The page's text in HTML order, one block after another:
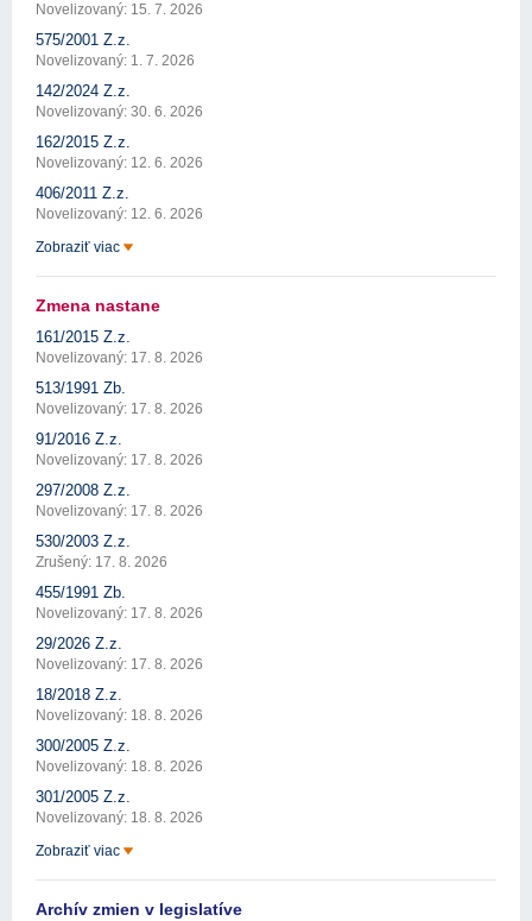
Novelizovaný: 15. 7. 2026
575/2001 Z.z.
Novelizovaný: 1. 7. 2026
142/2024 Z.z.
Novelizovaný: 30. 6. 2026
162/2015 Z.z.
Novelizovaný: 12. 6. 2026
406/2011 Z.z.
Novelizovaný: 12. 6. 2026
Zobraziť viac
Zmena nastane
161/2015 Z.z.
Novelizovaný: 17. 8. 2026
513/1991 Zb.
Novelizovaný: 17. 8. 2026
91/2016 Z.z.
Novelizovaný: 17. 8. 2026
297/2008 Z.z.
Novelizovaný: 17. 8. 2026
530/2003 Z.z.
Zrušený: 17. 8. 2026
455/1991 Zb.
Novelizovaný: 17. 8. 2026
29/2026 Z.z.
Novelizovaný: 17. 8. 2026
18/2018 Z.z.
Novelizovaný: 18. 8. 2026
300/2005 Z.z.
Novelizovaný: 18. 8. 2026
301/2005 Z.z.
Novelizovaný: 18. 8. 2026
Zobraziť viac
Archív zmien v legislatíve